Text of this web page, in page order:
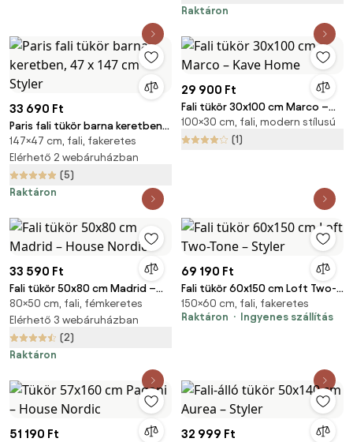
Raktáron
33 690 Ft
Paris fali tükör barna keretben,
47 x 147 cm - Styler
147×47 cm, fali, fakeretes
Elérhető 2 webáruházban
(5)
Raktáron
29 900 Ft
Fali tükör 30x100 cm Marco –
Kave Home
100×30 cm, fali, modern stílusú
(1)
33 590 Ft
Fali tükör 50x80 cm Madrid –
House Nordic
80×50 cm, fali, fémkeretes
Elérhető 3 webáruházban
(2)
Raktáron
69 190 Ft
Fali tükör 60x150 cm Loft Two-
Tone – Styler
150×60 cm, fali, fakeretes
Raktáron
Ingyenes szállítás
51 190 Ft 32 999 Ft